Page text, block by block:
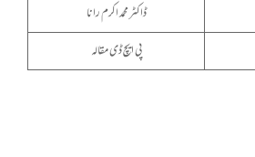
ڈاکٹر محمد اکرم رانا
پی ایچ ڈی مقالہ